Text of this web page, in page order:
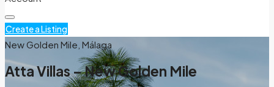
Create a Listing
New Golden Mile, Málaga
Atta Villas – New Golden Mile